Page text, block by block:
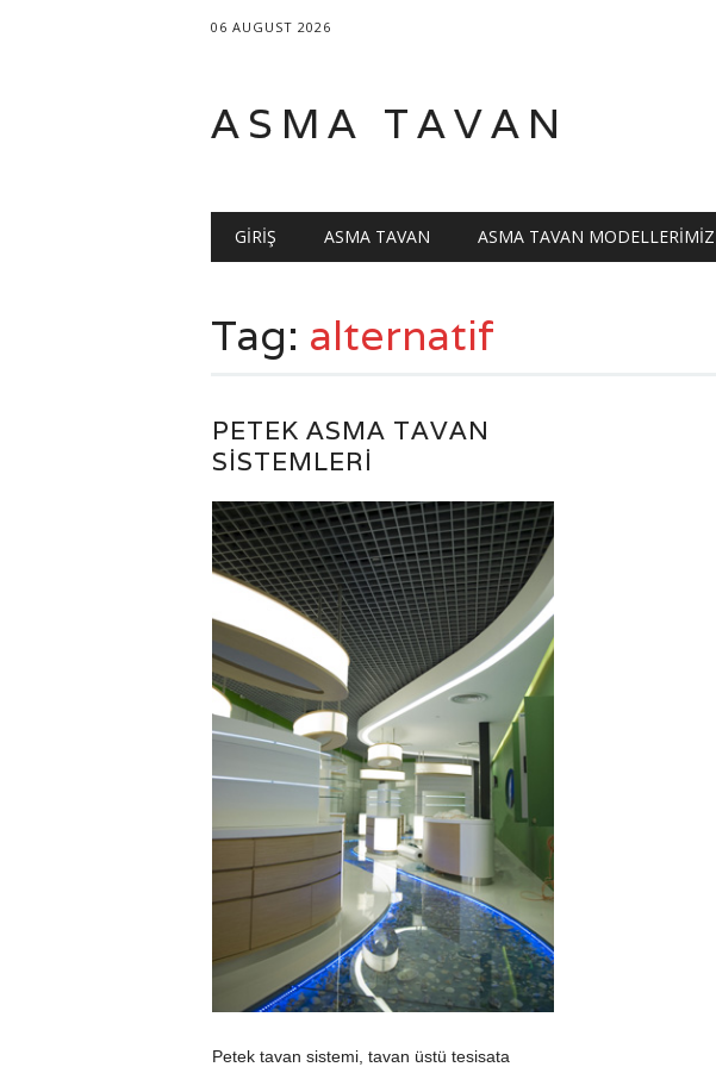
06 AUGUST 2026
ASMA TAVAN
Main menu
GIRIŞ ASMA TAVAN ASMA TAVAN MODELLERIMIZ
Tag: alternatif
PETEK ASMA TAVAN
SISTEMLERI
Petek tavan sistemi, tavan üstü tesisata